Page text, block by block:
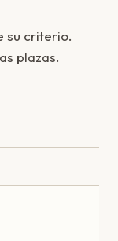
su criterio.
plazas.